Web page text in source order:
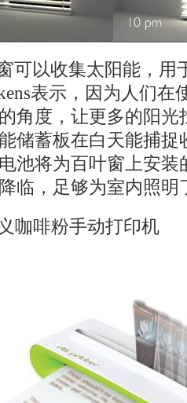
可以收集太阳能，用
表示，因为人们在
角度，让更多的阳光
储蓄板在白天能捕捉
池将为百叶窗上安装
临，足够为室内照明
咖啡粉手动打印机